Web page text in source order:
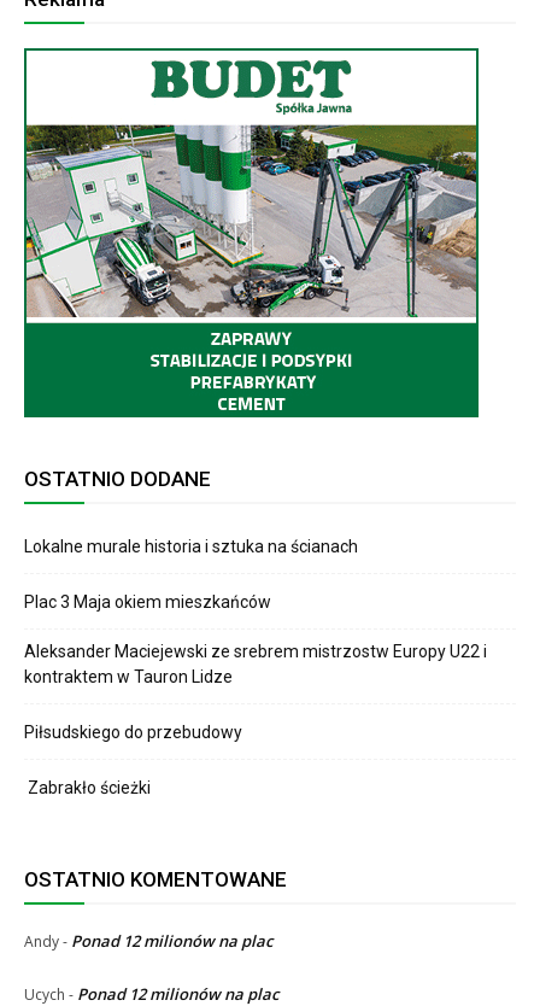
OSTATNIO DODANE
Lokalne murale historia i sztuka na ścianach
Plac 3 Maja okiem mieszkańców
Aleksander Maciejewski ze srebrem mistrzostw Europy U22 i
kontraktem w Tauron Lidze
Piłsudskiego do przebudowy
Zabrakło ścieżki
OSTATNIO KOMENTOWANE
Andy- Ponad 12 milionów na plac
Ucych - Ponad 12 milionów na plac